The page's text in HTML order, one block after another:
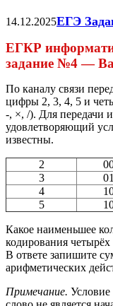
14.12.2025ЕГЭ
ЕГКР
задание №4 —
По каналу связи
цифры 2, 3, 4, 5 и
-, ×, /). Для передачи
удовлетворяющий
известны.
2
3
4
5
Какое наименьшее
кодирования
В ответе запишите
арифметических
Примечание. Условие